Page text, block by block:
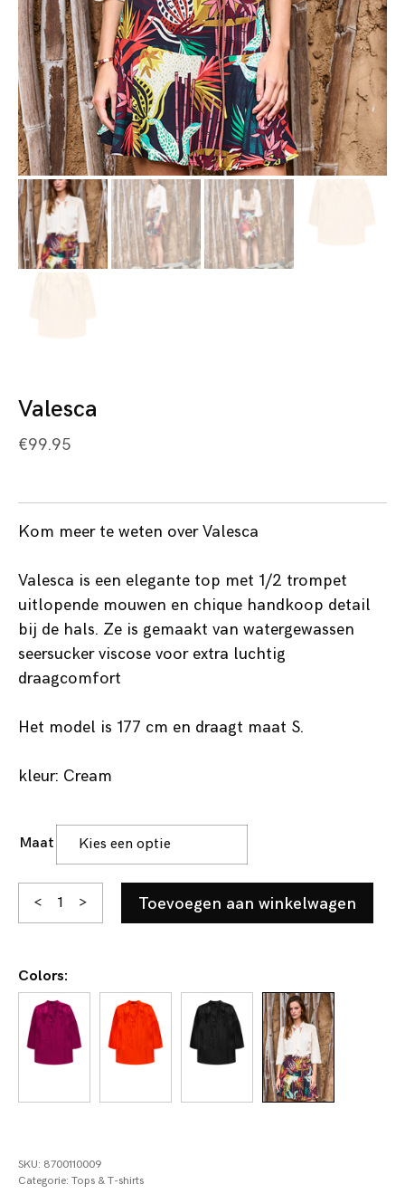
Valesca
€99.95
Kom meer te weten over Valesca
Valesca is een elegante top met 1/2 trompet
uitlopende mouwen en chique handkoop detail
bij de hals. Ze is gemaakt van watergewassen
seersucker viscose voor extra luchtig
draagcomfort
Het model is 177 cm en draagt maat S.
kleur: Cream
Maat
<
Valesca
aantal
> Toevoegen aan winkelwagen
Colors:
SKU: 8700110009
Categorie: Tops & T-shirts